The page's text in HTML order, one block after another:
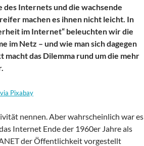
Internets und die wachsende
machen es ihnen nicht leicht. In
im Internet“ beleuchten wir die
im Netz – und wie man sich dagegen
macht das Dilemma rund um die mehr
Pixabay
nennen. Aber wahrscheinlich war es
Internet Ende der 1960er Jahre als
der Öffentlichkeit vorgestellt